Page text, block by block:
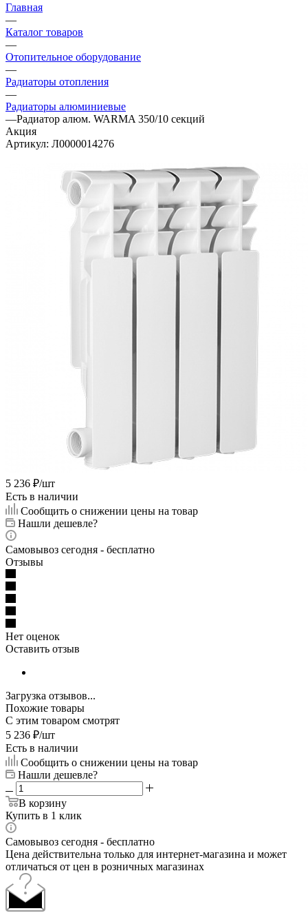
Главная
—
Каталог товаров
—
Отопительное оборудование
—
Радиаторы отопления
—
Радиаторы алюминиевые
—Радиатор алюм. WARMA 350/10 секций
Акция
Артикул: Л0000014276
5 236 ₽/шт
Есть в наличии
Сообщить о снижении цены на товар
Нашли дешевле?
Самовывоз сегодня - бесплатно
Отзывы
Нет оценок
Оставить отзыв
Загрузка отзывов...
Похожие товары
С этим товаром смотрят
5 236 ₽/шт
Есть в наличии
Сообщить о снижении цены на товар
Нашли дешевле?
В корзину
Купить в 1 клик
Самовывоз сегодня - бесплатно
Цена действительна только для интернет-магазина и может
отличаться от цен в розничных магазинах